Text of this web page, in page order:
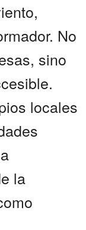
No
sino
locales
la